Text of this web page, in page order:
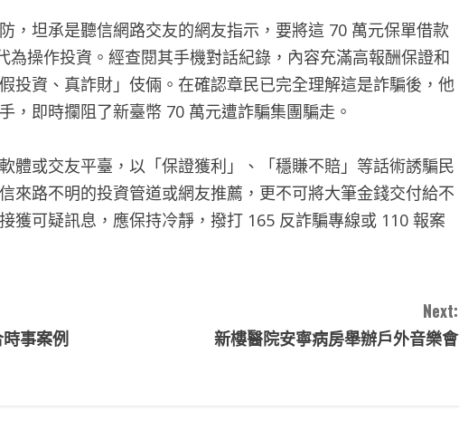
，坦承是聽信網路交友的網友指示，要將這 70 萬元保單借款
操作投資。經查閱其手機對話紀錄，內容充滿高報酬保證和
投資、真詐財」伎倆。在確認章民已完全理解這是詐騙後，他
，即時攔阻了新臺幣 70 萬元遭詐騙集團騙走。
體或交友平臺，以「保證獲利」、「穩賺不賠」等話術誘騙民
來路不明的投資管道或網友推薦，更不可將大筆金錢交付給不
獲可疑訊息，應保持冷靜，撥打 165 反詐騙專線或 110 報案
事案例
Next:
新樓醫院安寧病房舉辦戶外音樂會